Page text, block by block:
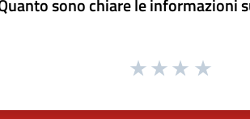
sono chiare le informazioni